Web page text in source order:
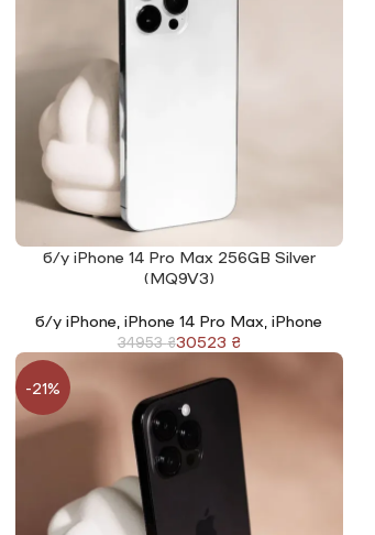
ЧИТАТИ ДАЛІ
б/у iPhone 14 Pro Max 256GB Silver
(MQ9V3)
б/у iPhone ,iPhone 14 Pro Max ,iPhone
34953₴30523 ₴
-21%